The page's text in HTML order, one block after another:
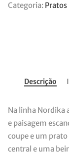
Categoria: Pratos
Descrição
Na linha Nordika
e paisagem
coupe e um
central e uma